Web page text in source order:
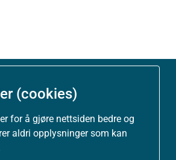
(cookies)
for å gjøre nettsiden bedre og
aldri opplysninger som kan
(uustatus.no)